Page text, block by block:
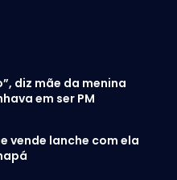
diz mãe da menina
em ser PM
vende lanche com ela